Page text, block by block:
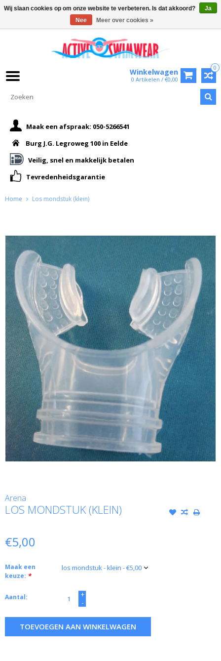
0
Winkelwagen
0 Artikelen / €0,00
Maak een afspraak: 050-5266541
Burg J.G. Legroweg 100 in Eelde
Veilig, snel en makkelijk betalen
Tevredenheidsgarantie
Home Los mondstuk (klein)
Arena
LOS MONDSTUK (KLEIN)
€5,00
Maak een
keuze: *
Aantal:
+
-
TOEVOEGEN AAN WINKELWAGEN
Wij slaan cookies op om onze website te verbeteren. Is dat akkoord?
Ja
Nee
Meer over cookies »